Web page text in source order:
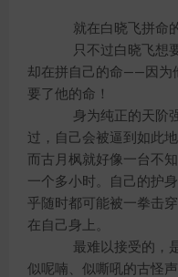
就在白晓飞拼命的
只不过白晓飞想要
却在拼自己的命——因为
要了他的命！
身为纯正的天阶强
过，自己会被逼到如此
而古月枫就好像一台不
一个多小时。自己的护
乎随时都可能被一拳击
在自己身上。
最难以接受的，是
似呢喃、似嘶吼的古怪